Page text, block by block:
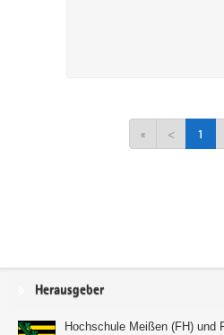
« < 1
Service
Herausgeber
Hochschule Meißen (FH) und